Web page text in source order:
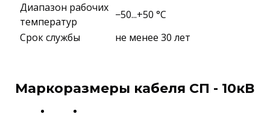
Диапазон рабочих
температур
−50...+50 °C
Срок службы
не менее 30 лет
Маркоразмеры кабеля СП - 10кВ